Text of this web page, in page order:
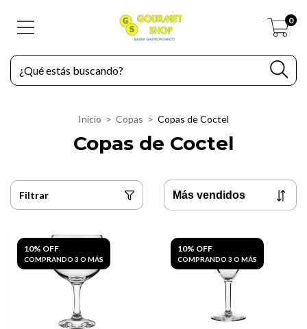
0
Inicio > Copas > Copas de Coctel
Copas de Coctel
Filtrar
10% OFF
COMPRANDO 3 O MÁS
10% OFF
COMPRANDO 3 O MÁS